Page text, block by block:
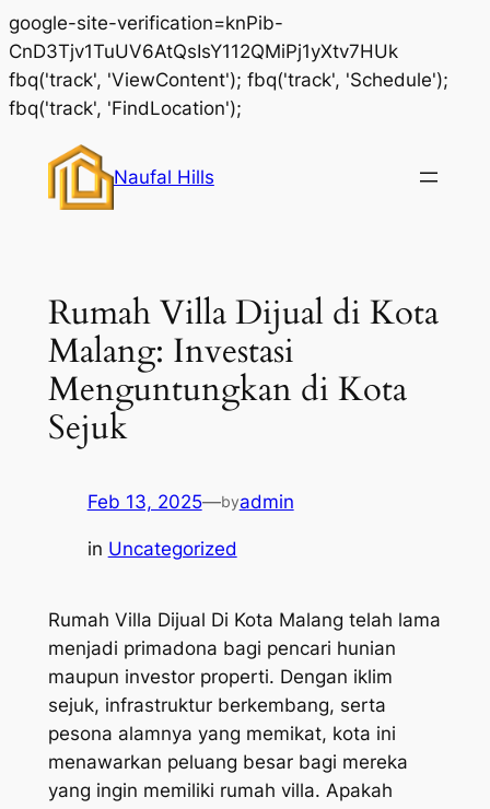
google-site-verification=knPib-
CnD3Tjv1TuUV6AtQsIsY112QMiPj1yXtv7HUk
fbq('track', 'ViewContent'); fbq('track', 'Schedule');
fbq('track', 'FindLocation');
Naufal Hills
Rumah Villa Dijual di Kota
Malang: Investasi
Menguntungkan di Kota
Sejuk
Feb 13, 2025—byadmin
in Uncategorized
Rumah Villa Dijual Di Kota Malang telah lama
menjadi primadona bagi pencari hunian
maupun investor properti. Dengan iklim
sejuk, infrastruktur berkembang, serta
pesona alamnya yang memikat, kota ini
menawarkan peluang besar bagi mereka
yang ingin memiliki rumah villa. Apakah